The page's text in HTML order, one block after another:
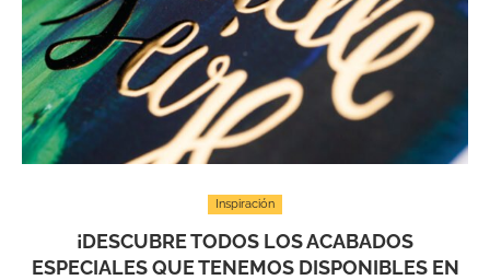
Inspiración
¡DESCUBRE TODOS LOS ACABADOS
ESPECIALES QUE TENEMOS DISPONIBLES EN